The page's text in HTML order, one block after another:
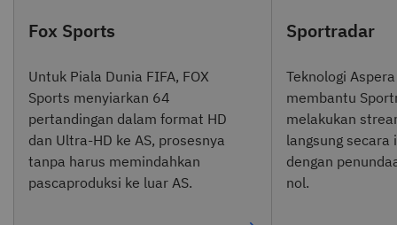
Fox Sports
Untuk Piala Dunia FIFA, FOX
Sports menyiarkan 64
pertandingan dalam format HD
dan Ultra-HD ke AS, prosesnya
tanpa harus memindahkan
pascaproduksi ke luar AS.
Sportradar
Teknologi
membantu
melakukan
langsung
dengan
nol.